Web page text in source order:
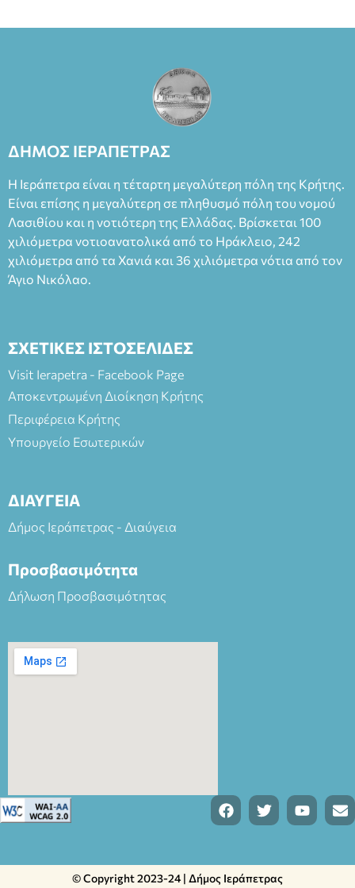
ΔΗΜΟΣ ΙΕΡΑΠΕΤΡΑΣ
Η Ιεράπετρα είναι η τέταρτη μεγαλύτερη πόλη της Κρήτης.
Είναι επίσης η μεγαλύτερη σε πληθυσμό πόλη του νομού
Λασιθίου και η νοτιότερη της Ελλάδας. Βρίσκεται 100
χιλιόμετρα νοτιοανατολικά από το Ηράκλειο, 242
χιλιόμετρα από τα Χανιά και 36 χιλιόμετρα νότια από τον
Άγιο Νικόλαο.
ΣΧΕΤΙΚΕΣ ΙΣΤΟΣΕΛΙΔΕΣ
Visit Ierapetra - Facebook Page
Αποκεντρωμένη Διοίκηση Κρήτης
Περιφέρεια Κρήτης
Υπουργείο Εσωτερικών
ΔΙΑΥΓΕΙΑ
Δήμος Ιεράπετρας - Διαύγεια
Προσβασιμότητα
Δήλωση Προσβασιμότητας
© Copyright 2023-24 | Δήμος Ιεράπετρας